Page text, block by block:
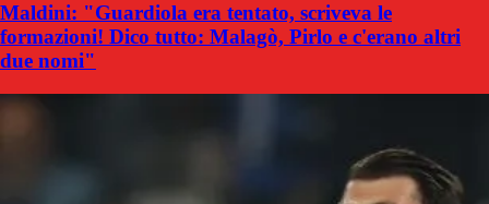
Maldini: "Guardiola era tentato, scriveva le
formazioni! Dico tutto: Malagò, Pirlo e c'erano altri
due nomi"